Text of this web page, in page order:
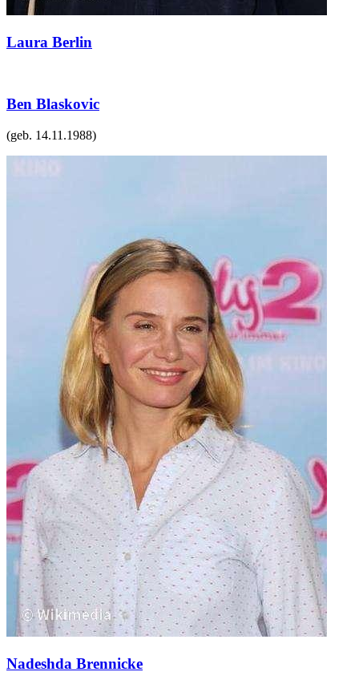
Laura Berlin
Ben Blaskovic
(geb. 14.11.1988)
Nadeshda Brennicke